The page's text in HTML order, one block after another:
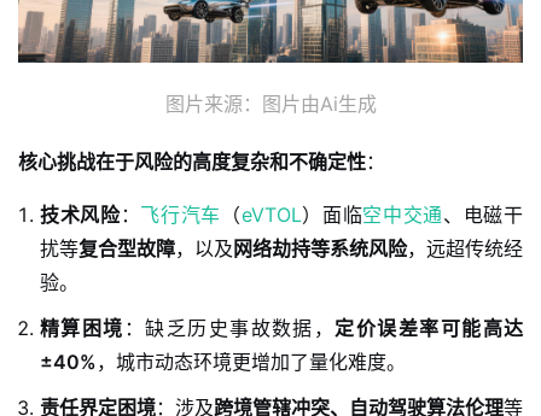
图片来源：图片由Ai生成
核心挑战在于风险的高度复杂和不确定性：
技术风险： 飞行汽车 （eVTOL）面临空中交通、电磁干
扰等复合型故障，以及网络劫持等系统风险，远超传统经
验。
精算困境 ：缺乏历史事故数据， 定价误差率可能高达
±40%，城市动态环境更增加了量化难度。
责任界定困境：涉及跨境管辖冲突、自动驾驶算法伦理等